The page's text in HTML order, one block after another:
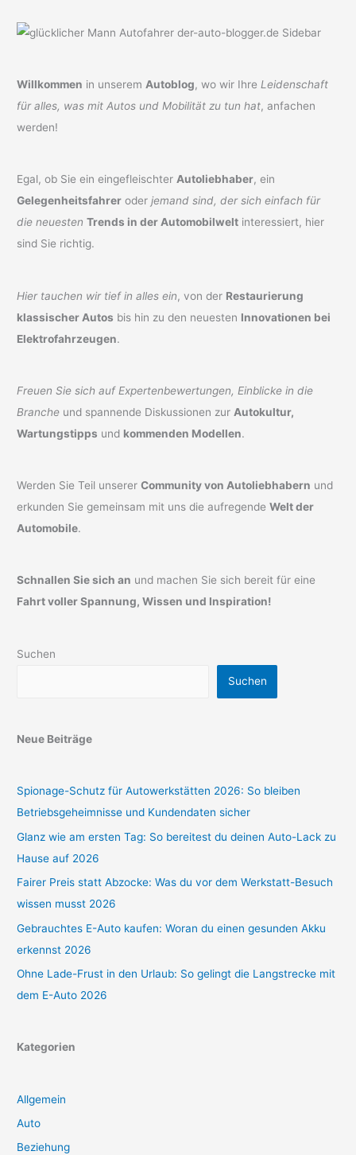
Willkommen in unserem Autoblog, wo wir Ihre Leidenschaft
für alles, was mit Autos und Mobilität zu tun hat, anfachen
werden!
Egal, ob Sie ein eingefleischterAutoliebhaber, ein
Gelegenheitsfahrer oderjemand sind, der sich einfach für
die neuesten Trends in der Automobilwelt interessiert, hier
sind Sie richtig.
Hier tauchen wir tief in alles ein, von der Restaurierung
klassischer Autos bis hin zu den neuesten Innovationen bei
Elektrofahrzeugen.
Freuen Sie sich auf Expertenbewertungen, Einblicke in die
Branche und spannende Diskussionen zur Autokultur,
Wartungstipps und kommenden Modellen.
Werden Sie Teil unsererCommunity von Autoliebhabern und
erkunden Sie gemeinsam mit uns die aufregendeWelt der
Automobile.
Schnallen Sie sich an und machen Sie sich bereit für eine
Fahrt voller Spannung, Wissen und Inspiration!
Suchen
Suchen
Neue Beiträge
Spionage-Schutz für Autowerkstätten 2026: So bleiben
Betriebsgeheimnisse und Kundendaten sicher
Glanz wie am ersten Tag: So bereitest du deinen Auto-Lack zu
Hause auf 2026
Fairer Preis statt Abzocke: Was du vor dem Werkstatt-Besuch
wissen musst 2026
Gebrauchtes E-Auto kaufen: Woran du einen gesunden Akku
erkennst 2026
Ohne Lade-Frust in den Urlaub: So gelingt die Langstrecke mit
dem E-Auto 2026
Kategorien
Allgemein
Auto
Beziehung